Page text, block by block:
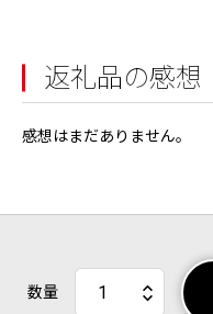
返礼品の感想
感想はまだありません。
数量